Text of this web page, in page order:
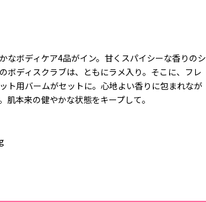
なボディケア4品がイン。甘くスパイシーな香りのシ
ボディスクラブは、ともにラメ入り。そこに、フレ
ト用バームがセットに。心地よい香りに包まれなが
本来の健やかな状態をキープして。